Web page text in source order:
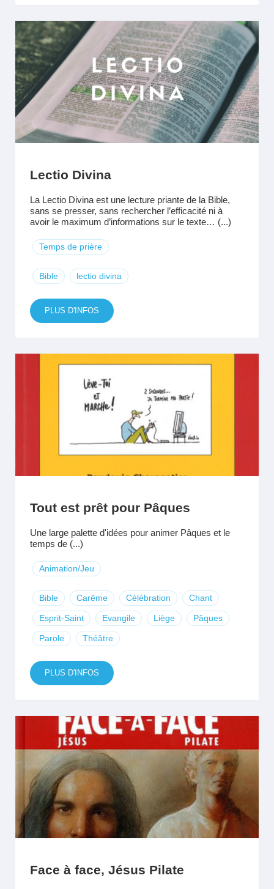
Lectio Divina
La Lectio Divina est une lecture priante de la Bible,
sans se presser, sans rechercher l’efficacité ni à
avoir le maximum d’informations sur le texte… (...)
Temps de prière
Bible lectio divina
PLUS D'INFOS
Tout est prêt pour Pâques
Une large palette d'idées pour animer Pâques et le
temps de (...)
Animation/Jeu
Bible Carême Célébration Chant
Esprit-Saint Evangile Liège Pâques
Parole Théâtre
PLUS D'INFOS
Face à face, Jésus Pilate